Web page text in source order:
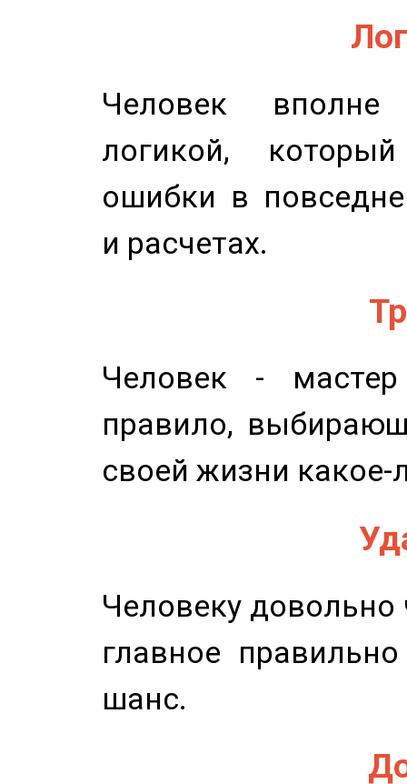
Человек
логикой,
ошибки в
и расчетах.
Человек -
правило,
своей жизни какое-
Человеку довольно
главное
шанс.